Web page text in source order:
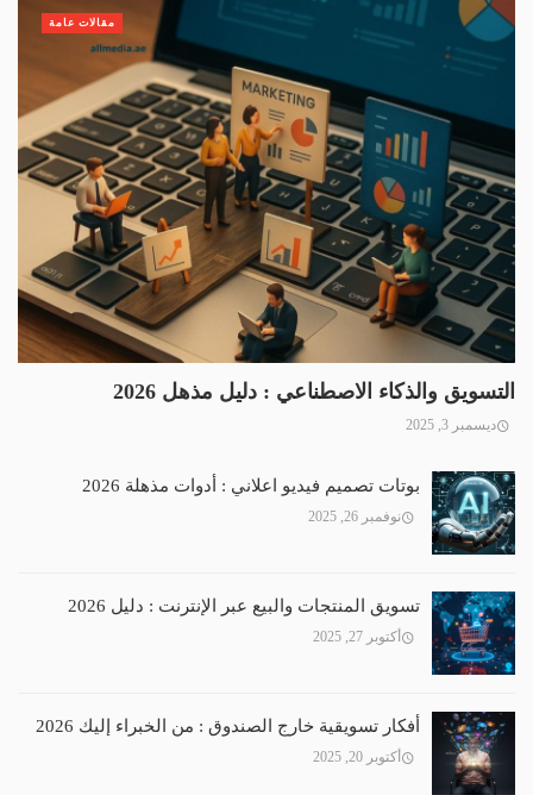
التسويق والذكاء الاصطناعي : دليل مذهل 2026
ديسمبر 3, 2025
مقالات عامة
بوتات تصميم فيديو اعلاني : أدوات مذهلة 2026
نوفمبر 26, 2025
تسويق المنتجات والبيع عبر الإنترنت : دليل 2026
أكتوبر 27, 2025
أفكار تسويقية خارج الصندوق : من الخبراء إليك 2026
أكتوبر 20, 2025